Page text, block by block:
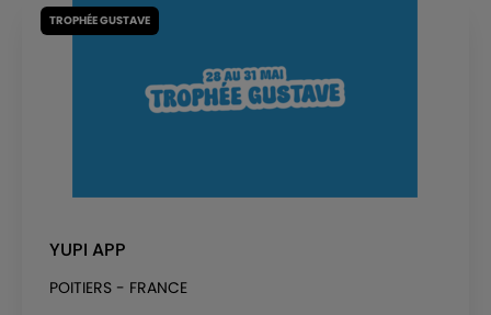
TROPHÉE GUSTAVE
YUPI APP
POITIERS - FRANCE